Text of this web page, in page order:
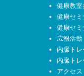
健康教
健康セ
健康セ
広報活動
内臓ト
内臓ト
アクセス